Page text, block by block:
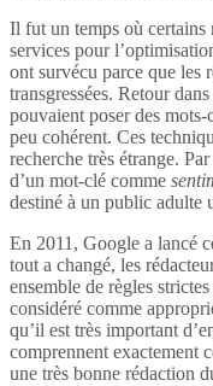
Il fut un temps où certains
services pour
ont survécu parce que les
transgressées. Retour
pouvaient poser des
peu cohérent. Ces
recherche très étrange.
d’un mot-clé comme
destiné à un public adulte
En 2011, Google a lancé
tout a changé, les
ensemble de règles
considéré comme
qu’il est très important
comprennent exactement
une très bonne rédaction